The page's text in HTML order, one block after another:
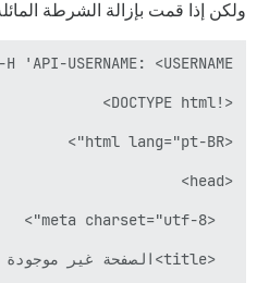
ولكن إذا قمت بإزالة الشرطة